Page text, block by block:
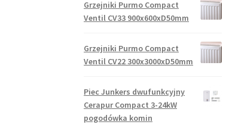
Grzejniki Purmo Compact
Ventil CV33 900x600xD50mm
Grzejniki Purmo Compact
Ventil CV22 300x3000xD50mm
Piec Junkers dwufunkcyjny
Cerapur Compact 3-24kW
pogodówka komin